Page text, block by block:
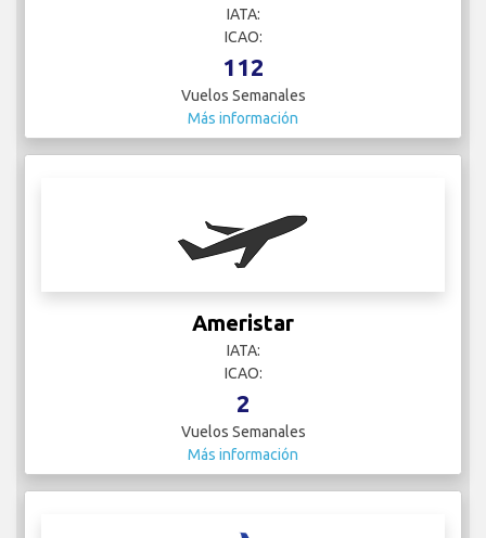
IATA:
ICAO:
112
Vuelos Semanales
Más información
Ameristar
IATA:
ICAO:
2
Vuelos Semanales
Más información